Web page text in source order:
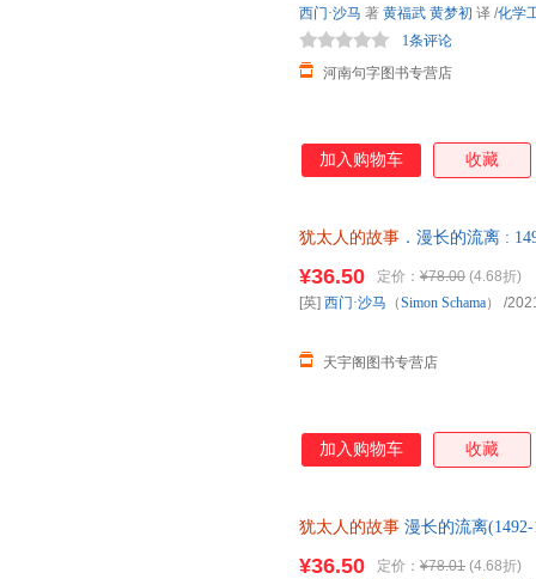
河南句字图书专营店
1条评论
西门·沙马 著 黄福武 黄梦初 译 /化学
加入购物车 收藏
犹太人的故事 ．漫长的流离 :
¥36.50 定价： ¥78.00 (4.68折)
天宇阁图书专营店
[英] 西门·沙马 （Simon Schama） /
加入购物车 收藏
犹太人的故事 漫长的流离
¥36.50 定价： ¥78.01 (4.68折)